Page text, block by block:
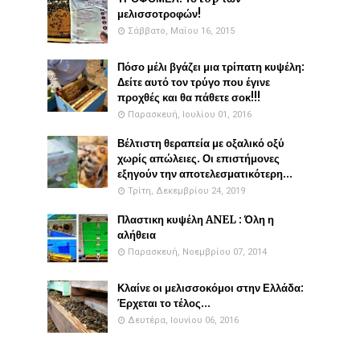
μελισσοτροφών!
Σάββατο, Μαΐου 16, 2015
Πόσο μέλι βγάζει μια τρίπατη κυψέλη:
Δείτε αυτό τον τρύγο που έγινε
προχθές και θα πάθετε σοκ!!!
Παρασκευή, Ιουλίου 01, 2016
Βέλτιστη θεραπεία με οξαλικό οξύ
χωρίς απώλειες. Οι επιστήμονες
εξηγούν την αποτελεσματικότερη...
Τρίτη, Δεκεμβρίου 24, 2019
Πλαστικη κυψέλη ANEL : Όλη η
αλήθεια
Παρασκευή, Νοεμβρίου 07, 2014
Κλαίνε οι μελισσοκόμοι στην Ελλάδα:
Έρχεται το τέλος...
Δευτέρα, Ιουνίου 06, 2016